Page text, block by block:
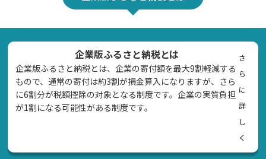
企業版ふるさと納税とは
企業版ふるさと納税とは、企業の寄付額を最大9割軽減する
もので、通常の寄付は約3割が損金算入になりますが、さら
に6割分が税額控除の対象となる制度です。企業の実質負担
が1割になる可能性がある制度です。
さ
ら
に
詳
し
く